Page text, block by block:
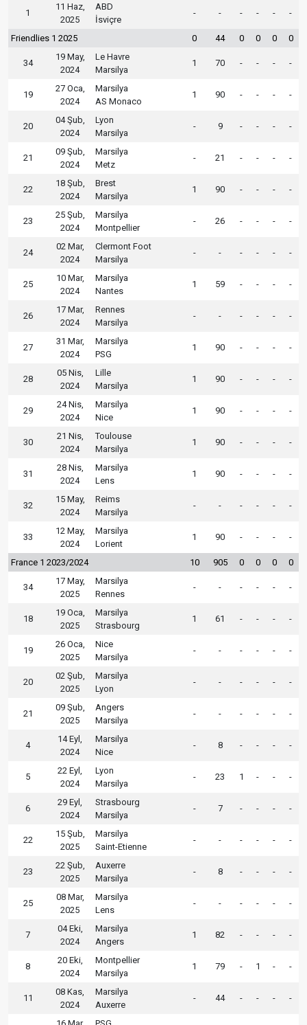
1
11 Haz,
2025
ABD
İsviçre
- - - - - -
Friendlies 1 2025 0 44 0 0 0 0
34
19 May,
2024
Le Havre
Marsilya
1 70 - - - -
19
27 Oca,
2024
Marsilya
AS Monaco
1 90 - - - -
20
04 Şub,
2024
Lyon
Marsilya
- 9 - - - -
21
09 Şub,
2024
Marsilya
Metz
- 21 - - - -
22
18 Şub,
2024
Brest
Marsilya
1 90 - - - -
23
25 Şub,
2024
Marsilya
Montpellier
- 26 - - - -
24
02 Mar,
2024
Clermont Foot
Marsilya
- - - - - -
25
10 Mar,
2024
Marsilya
Nantes
1 59 - - - -
26
17 Mar,
2024
Rennes
Marsilya
- - - - - -
27
31 Mar,
2024
Marsilya
PSG
1 90 - - - -
28
05 Nis,
2024
Lille
Marsilya
1 90 - - - -
29
24 Nis,
2024
Marsilya
Nice
1 90 - - - -
30
21 Nis,
2024
Toulouse
Marsilya
1 90 - - - -
31
28 Nis,
2024
Marsilya
Lens
1 90 - - - -
32
15 May,
2024
Reims
Marsilya
- - - - - -
33
12 May,
2024
Marsilya
Lorient
1 90 - - - -
France 1 2023/2024 10 905 0 0 0 0
34
17 May,
2025
Marsilya
Rennes
- - - - - -
18
19 Oca,
2025
Marsilya
Strasbourg
1 61 - - - -
19
26 Oca,
2025
Nice
Marsilya
- - - - - -
20
02 Şub,
2025
Marsilya
Lyon
- - - - - -
21
09 Şub,
2025
Angers
Marsilya
- - - - - -
4
14 Eyl,
2024
Marsilya
Nice
- 8 - - - -
5
22 Eyl,
2024
Lyon
Marsilya
- 23 1 - - -
6
29 Eyl,
2024
Strasbourg
Marsilya
- 7 - - - -
22
15 Şub,
2025
Marsilya
Saint-Etienne
- - - - - -
23
22 Şub,
2025
Auxerre
Marsilya
- 8 - - - -
25
08 Mar,
2025
Marsilya
Lens
- - - - - -
7
04 Eki,
2024
Marsilya
Angers
1 82 - - - -
8
20 Eki,
2024
Montpellier
Marsilya
1 79 - 1 - -
11
08 Kas,
2024
Marsilya
Auxerre
- 44 - - - -